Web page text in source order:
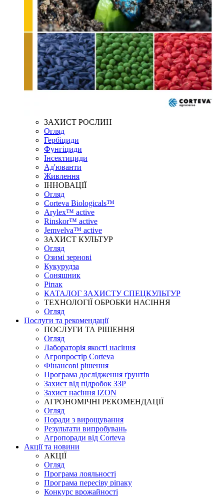
ЗАХИСТ РОСЛИН
Огляд
Гербіциди
Фунгіциди
Інсектициди
Ад'юванти
Живлення
ІННОВАЦІЇ
Огляд
Corteva Biologicals™
Arylex™ active
Rinskor™ active
Jemvelva™ active
ЗАХИСТ КУЛЬТУР
Огляд
Озимі зернові
Кукурудза
Соняшник
Ріпак
КАТАЛОГ ЗАХИСТУ СПЕЦКУЛЬТУР
ТЕХНОЛОГІЇ ОБРОБКИ НАСІННЯ
Огляд
Послуги та рекомендації
ПОСЛУГИ ТА РІШЕННЯ
Огляд
Лабораторія якості насіння
Агропростір Corteva
Фінансові рішення
Програма дослідження ґрунтів
Захист від підробок ЗЗР
Захист насіння IZON
АГРОНОМІЧНІ РЕКОМЕНДАЦІЇ
Огляд
Поради з вирощування
Результати випробувань
Агропоради від Corteva
Акції та новини
АКЦІЇ
Огляд
Програма лояльності
Програма пересіву ріпаку
Конкурс врожайності